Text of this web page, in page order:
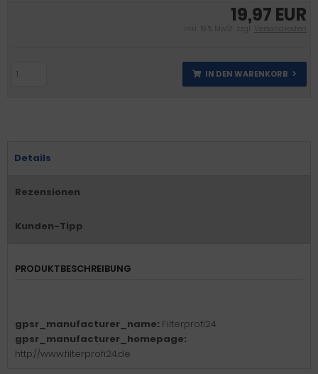
19,97 EUR
inkl. 19 % MwSt. zzgl. Versandkosten
IN DEN WARENKORB
Details
Rezensionen
Kunden-Tipp
PRODUKTBESCHREIBUNG
gpsr_manufacturer_name: Filterprofi24
gpsr_manufacturer_homepage:
http://www.filterprofi24.de